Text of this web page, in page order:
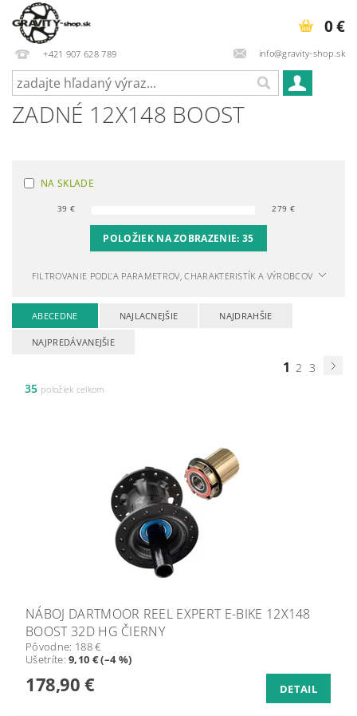
+421 907 628 789 info@gravity-shop.sk
0 €
ZADNÉ 12X148 BOOST
NA SKLADE
39 € 279 €
POLOŽIEK NA ZOBRAZENIE:35
FILTROVANIE PODĽA PARAMETROV, CHARAKTERISTÍK A VÝROBCOV
ABECEDNE NAJLACNEJŠIE NAJDRAHŠIE
NAJPREDÁVANEJŠIE
1 2 3
35 položiek celkom
NÁBOJ DARTMOOR REEL EXPERT E-BIKE 12X148
BOOST 32D HG ČIERNY
Pôvodne: 188 €
Ušetríte:9,10 € (–4 %)
178,90 € DETAIL